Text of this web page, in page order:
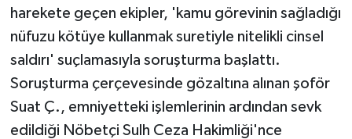
harekete geçen ekipler, 'kamu görevinin sağladığı
nüfuzu kötüye kullanmak suretiyle nitelikli cinsel
saldırı' suçlamasıyla soruşturma başlattı.
Soruşturma çerçevesinde gözaltına alınan şoför
Suat Ç., emniyetteki işlemlerinin ardından sevk
edildiği Nöbetçi Sulh Ceza Hakimliği'nce